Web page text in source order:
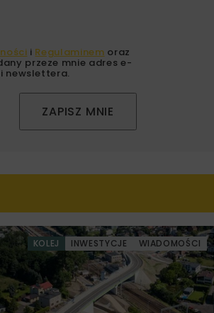
i Regulaminem oraz
przeze mnie adres e-
newslettera.
ZAPISZ MNIE
KOLEJ INWESTYCJE WIADOMOŚCI